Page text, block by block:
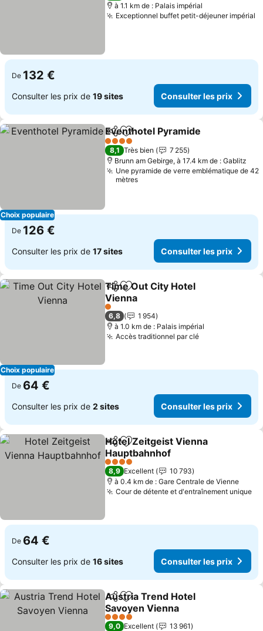
à 1.1 km de : Palais impérial
Exceptionnel buffet petit-déjeuner impérial
De 132 €
Consulter les prix de 19 sites Consulter les prix
Choix populaire
PartagerAjouter à mes favoris
Eventhotel Pyramide
4 Étoiles
8,1 Très bien
7 255
Brunn am Gebirge, à 17.4 km de : Gablitz
Une pyramide de verre emblématique de 42
mètres
De 126 €
Consulter les prix de 17 sites Consulter les prix
Choix populaire
PartagerAjouter à mes favoris
Time Out City Hotel
Vienna
Consulter les prix
1 Étoiles
6,8
1 954
à 1.0 km de : Palais impérial
Accès traditionnel par cléConsulter les
De 64 €
Consulter les prix de 2 sites Consulter les prix
PartagerAjouter à mes favoris
Hotel Zeitgeist Vienna
Hauptbahnhof
Consulter les prix
4 Étoiles
8,9 Excellent
10 793
à 0.4 km de : Gare Centrale de Vienne
Cour de détente et d'entraînement unique
De 64 €
Consulter les prix de 16 sites Consulter les prix
PartagerAjouter à mes favoris
Austria Trend Hotel
Savoyen Vienna
Consulter les prix
4 Étoiles
9,0 Excellent
13 961